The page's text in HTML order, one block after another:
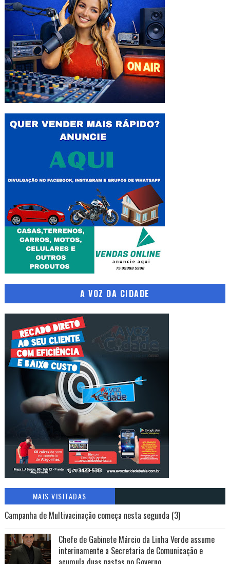
A VOZ DA CIDADE
MAIS VISITADAS
Campanha de Multivacinação começa nesta segunda (3)
Chefe de Gabinete Márcio da Linha Verde assume
interinamente a Secretaria de Comunicação e